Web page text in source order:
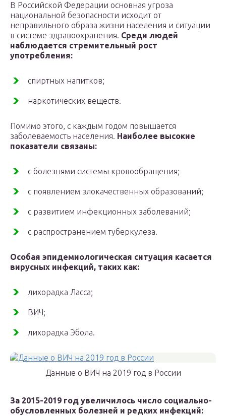
В Российской Федерации основная угроза
национальной безопасности исходит от
неправильного образа жизни населения и ситуации
в системе здравоохранения. Среди людей
наблюдается стремительный рост
употребления:
спиртных напитков;
наркотических веществ.
Помимо этого, с каждым годом повышается
заболеваемость населения. Наиболее высокие
показатели связаны:
c болезнями системы кровообращения;
c появлением злокачественных образований;
c развитием инфекционных заболеваний;
c распространением туберкулеза.
Особая эпидемиологическая ситуация касается
вирусных инфекций, таких как:
лихорадка Ласса;
ВИЧ;
лихорадка Эбола.
Данные о ВИЧ на 2019 год в России
За 2015-2019 год увеличилось число социально-
обусловленных болезней и редких инфекций: